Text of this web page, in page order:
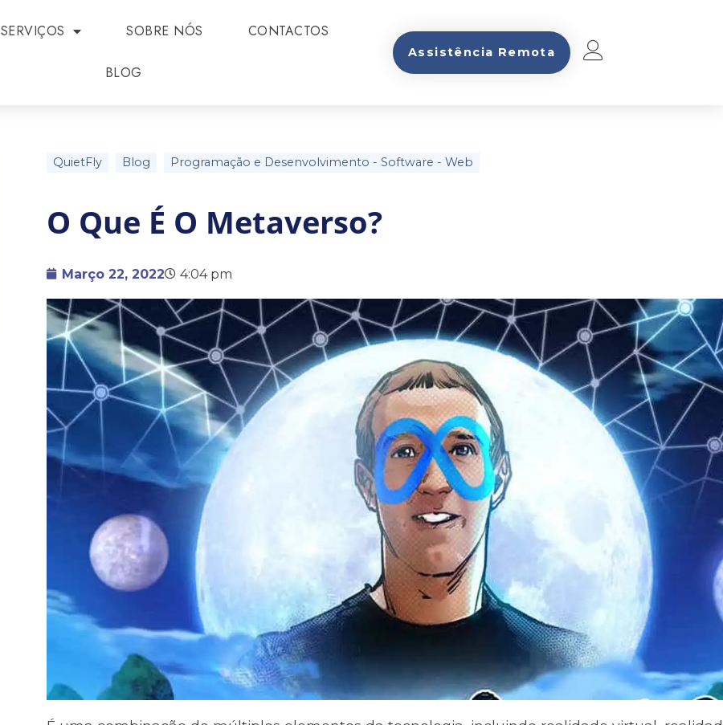
SERVIÇOS SOBRE NÓS CONTACTOS
BLOG
Assistência Remota
QuietFly Blog Programação e Desenvolvimento -Software -Web
O Que É O Metaverso?
Março 22, 2022 4:04 pm